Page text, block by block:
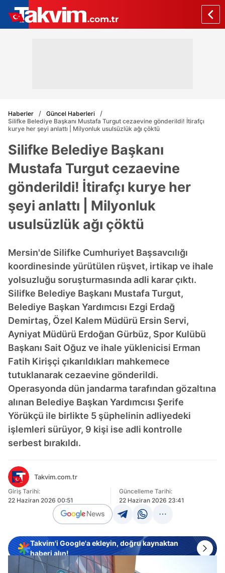
Haberler
Güncel Haberleri
Silifke Belediye Başkanı Mustafa Turgut cezaevine gönderildi! İtirafçı
kurye her şeyi anlattı | Milyonluk usulsüzlük ağı çöktü
Silifke Belediye Başkanı
Mustafa Turgut cezaevine
gönderildi! İtirafçı kurye her
şeyi anlattı | Milyonluk
usulsüzlük ağı çöktü
Mersin'de Silifke Cumhuriyet Başsavcılığı
koordinesinde yürütülen rüşvet, irtikap ve ihale
yolsuzluğu soruşturmasında adli karar çıktı.
Silifke Belediye Başkanı Mustafa Turgut,
Belediye Başkan Yardımcısı Ezgi Erdağ
Demirtaş, Özel Kalem Müdürü Ersin Servi,
Ayniyat Müdürü Erdoğan Gürbüz, Spor Kulübü
Başkanı Sait Oğuz ve ihale yüklenicisi Erman
Fatih Kirişçi çıkarıldıkları mahkemece
tutuklanarak cezaevine gönderildi.
Operasyonda dün jandarma tarafından gözaltına
alınan Belediye Başkan Yardımcısı Şerife
Yörükçü ile birlikte 5 şüphelinin adliyedeki
işlemleri sürüyor, 9 kişi ise adli kontrolle
serbest bırakıldı.
Takvim.com.tr
Giriş Tarihi:
22 Haziran 2026 00:51
Güncelleme Tarihi:
22 Haziran 2026 23:41
Takvim'i Google'a ekleyin, doğru kaynaktan
haberi alın!